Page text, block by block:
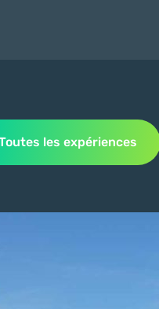
de la Meuse…
les expériences